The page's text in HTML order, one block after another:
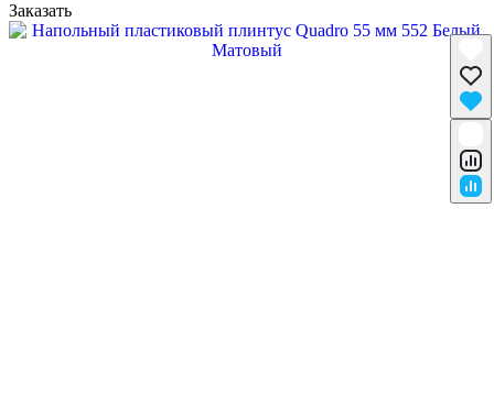
Заказать